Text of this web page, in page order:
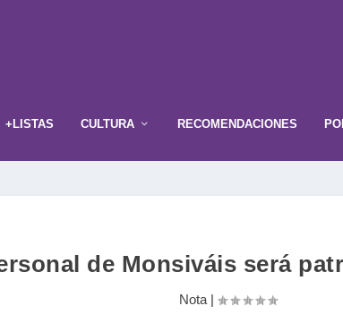
+LISTAS CULTURA RECOMENDACIONES
de Monsiváis será
Nota|